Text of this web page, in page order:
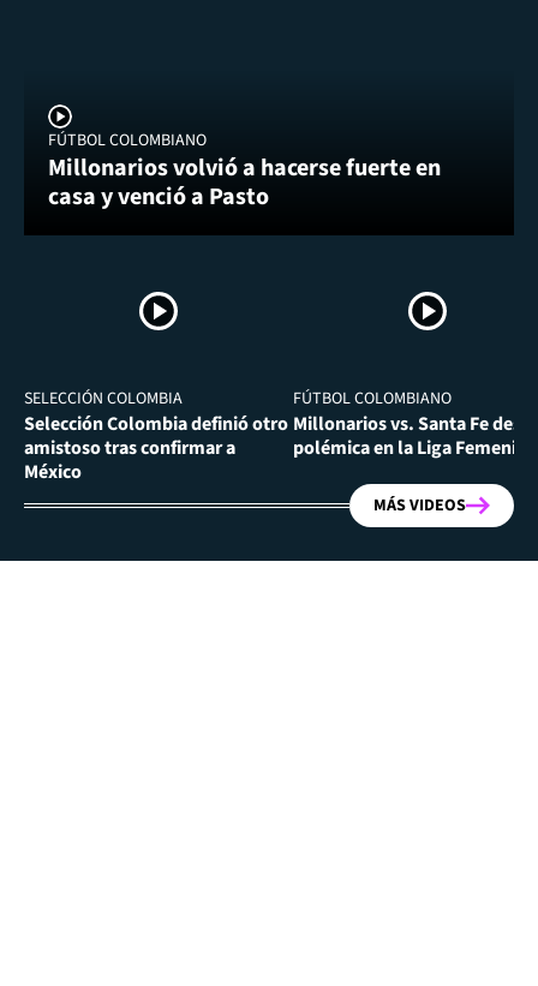
FÚTBOL COLOMBIANO
Millonarios volvió a hacerse fuerte en
casa y venció a Pasto
SELECCIÓN COLOMBIA
Selección Colombia definió otro
amistoso tras confirmar a
México
FÚTBOL COLOMBIANO
Millonarios vs. Santa Fe
polémica en la Liga Femenina
MÁS VIDEOS